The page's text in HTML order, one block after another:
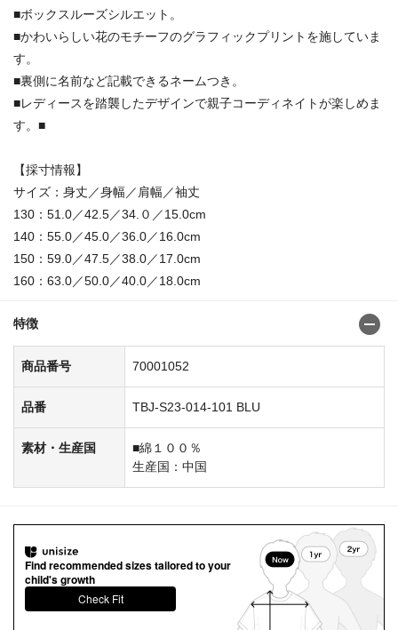
■ボックスルーズシルエット。
■かわいらしい花のモチーフのグラフィックプリントを施していま
す。
■裏側に名前など記載できるネームつき。
■レディースを踏襲したデザインで親子コーディネイトが楽しめま
す。■
【採寸情報】
サイズ：身丈／身幅／肩幅／袖丈
130：51.0／42.5／34.０／15.0cm
140：55.0／45.0／36.0／16.0cm
150：59.0／47.5／38.0／17.0cm
160：63.0／50.0／40.0／18.0cm
特徴
商品番号 70001052
品番 TBJ-S23-014-101 BLU
素材・生産国
■綿１００％
生産国：中国
Find recommended sizes tailored to your
child's growth
Check Fit